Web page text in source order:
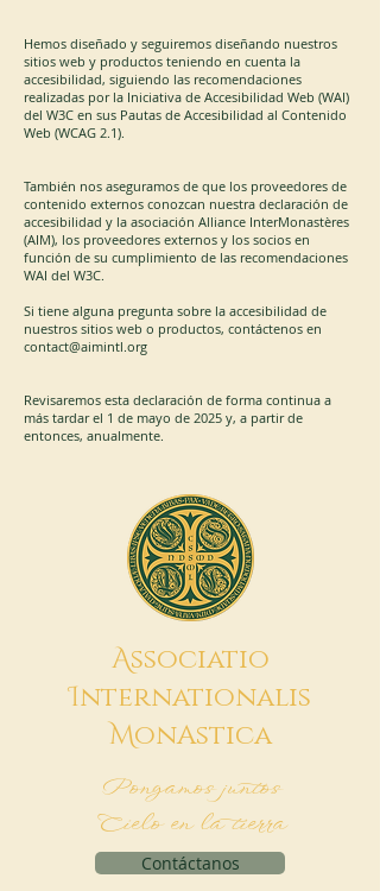
Hemos diseñado y seguiremos diseñando nuestros
sitios web y productos teniendo en cuenta la
accesibilidad, siguiendo las recomendaciones
realizadas por la Iniciativa de Accesibilidad Web (WAI)
del W3C en sus Pautas de Accesibilidad al Contenido
Web (WCAG 2.1). ​
También nos aseguramos de que los proveedores de
contenido externos conozcan nuestra declaración de
accesibilidad y la asociación Alliance InterMonastères
(AIM), los proveedores externos y los socios en
función de su cumplimiento de las recomendaciones
WAI del W3C.
Si tiene alguna pregunta sobre la accesibilidad de
nuestros sitios web o productos, contáctenos en
contact@aimintl.org
Revisaremos esta declaración de forma continua a
más tardar el 1 de mayo de 2025 y, a partir de
entonces, anualmente.
Associatio
Internationalis
MonAstica
Pongamos juntos
Cielo en la tierra
Contáctanos